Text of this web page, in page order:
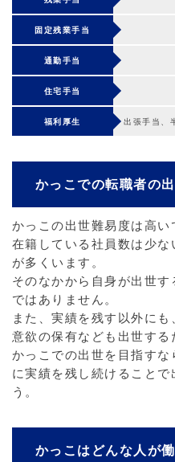
固定残業手当
通勤手当
住宅手当
福利厚生 出張手当、
かっこでの転職者の
かっこの出世難易度は高い
在籍している社員数は少
が多くいます。
そのなかから自身が出世
ではありません。
また、実績を残す以外に
意欲の保有なども出世する
かっこでの出世を目指す
に実績を残し続けることで
う。
かっこはどんな人が